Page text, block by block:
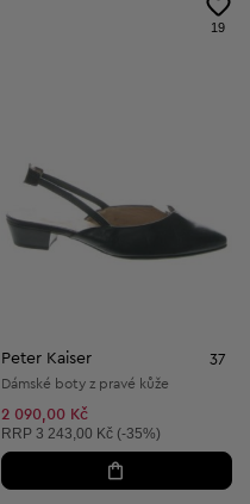
19
Peter Kaiser 37
Dámské boty z pravé kůže
2 090,00 Kč
Doporučená cena:
RRP 3 243,00 Kč (-35%)